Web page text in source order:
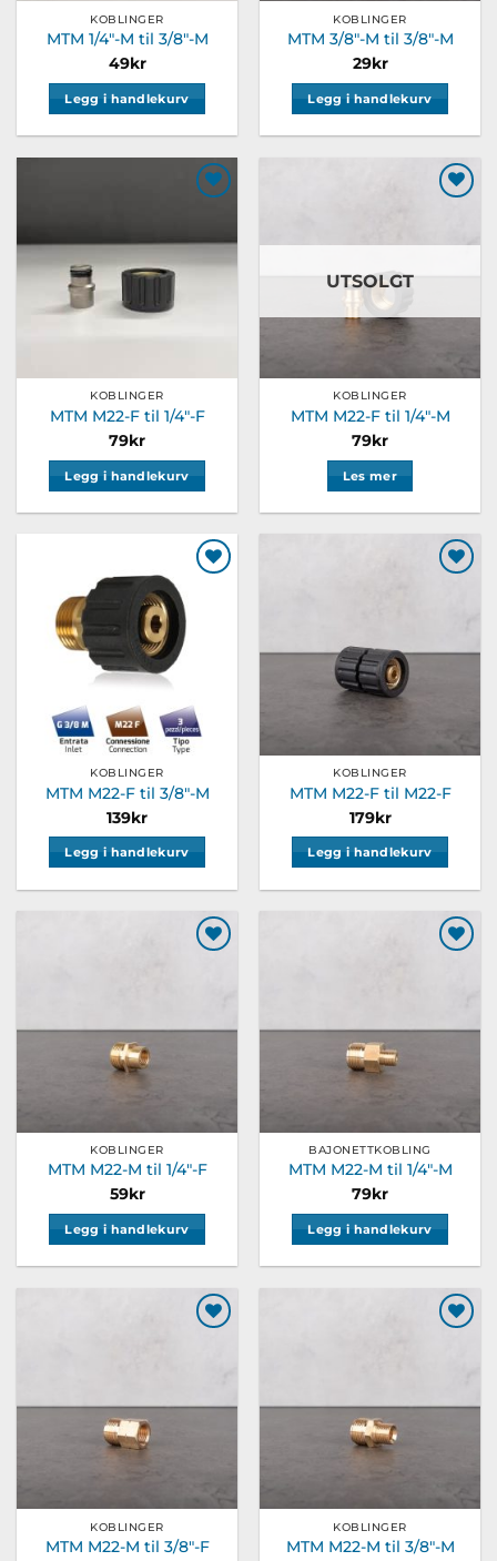
KOBLINGER
MTM 1/4″-M til 3/8″-M
49kr
Legg i handlekurv
KOBLINGER
MTM 3/8″-M til 3/8″-M
29kr
Legg i handlekurv
KOBLINGER
MTM M22-F til 1/4″-F
79kr
Legg i handlekurv
UTSOLGT
KOBLINGER
MTM M22-F til 1/4″-M
79kr
Les mer
Legg til
ønskeliste
KOBLINGER
MTM M22-F til 3/8″-M
139kr
Legg i handlekurv
KOBLINGER
MTM M22-F til M22-F
179kr
Legg i handlekurv
KOBLINGER
MTM M22-M til 1/4″-F
59kr
Legg i handlekurv
BAJONETTKOBLING
MTM M22-M til 1/4″-M
79kr
Legg i handlekurv
KOBLINGER
MTM M22-M til 3/8″-F
KOBLINGER
MTM M22-M til 3/8″-M